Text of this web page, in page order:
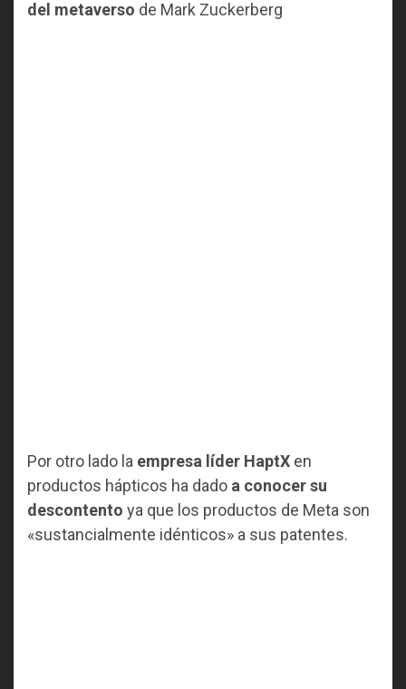
del metaverso de Mark Zuckerberg
Por otro lado la empresa líder HaptX en
productos hápticos ha dado a conocer su
descontento ya que los productos de Meta son
«sustancialmente idénticos» a sus patentes.